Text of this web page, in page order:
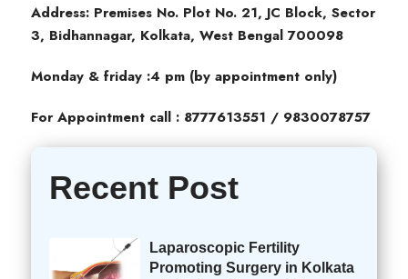
Address: Premises No. Plot No. 21, JC Block, Sector
3, Bidhannagar, Kolkata, West Bengal 700098
Monday & friday :4 pm (by appointment only)
For Appointment call : 8777613551 / 9830078757
Recent Post
Laparoscopic Fertility
Promoting Surgery in Kolkata